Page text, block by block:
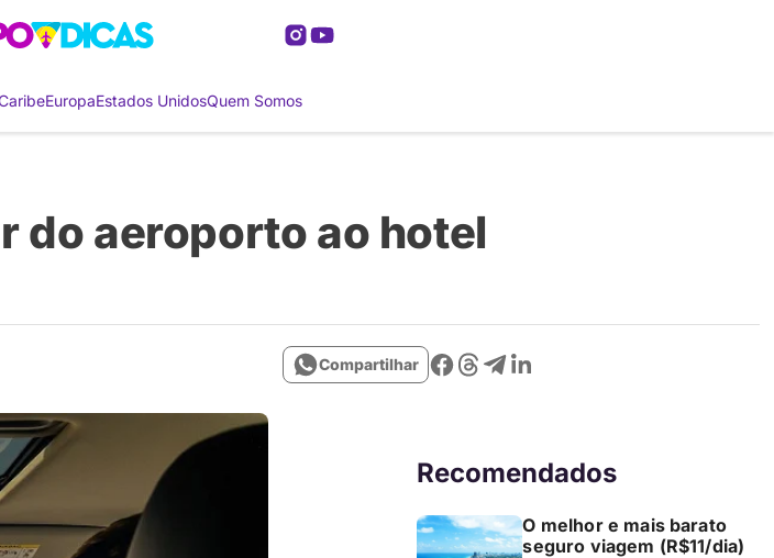
EuropaEstados UnidosQuem Somos
do aeroporto ao hotel
Compartilhar
Recomendados
O melhor e mais barato
seguro viagem (R$11/dia)